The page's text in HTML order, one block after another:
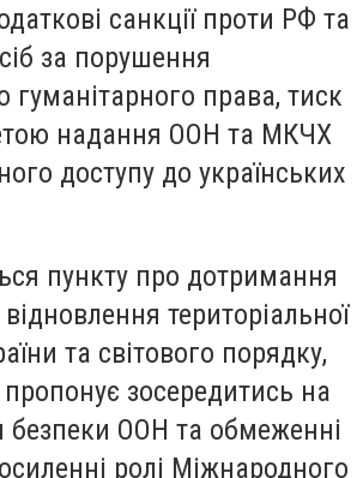
санкції проти РФ та
за порушення
гуманітарного права, тиск
надання ООН та МКЧХ
доступу до українських
пункту про дотримання
територіальної
та світового порядку,
зосередитись на
безпеки ООН та обмеженні
ролі Міжнародного